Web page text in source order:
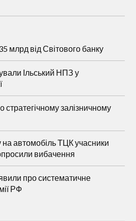
млрд від Світового банку
Ільський НПЗ у
залізничному
на автомобіль ТЦК учасники
вибачення
про систематичне
РФ